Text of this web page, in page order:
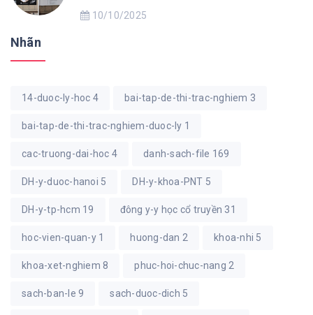
10/10/2025
Nhãn
14-duoc-ly-hoc 4 bai-tap-de-thi-trac-nghiem 3
bai-tap-de-thi-trac-nghiem-duoc-ly 1
cac-truong-dai-hoc 4 danh-sach-file 169
DH-y-duoc-hanoi 5 DH-y-khoa-PNT 5
DH-y-tp-hcm 19 đông y-y học cổ truyền 31
hoc-vien-quan-y 1 huong-dan 2 khoa-nhi 5
khoa-xet-nghiem 8 phuc-hoi-chuc-nang 2
sach-ban-le 9 sach-duoc-dich 5